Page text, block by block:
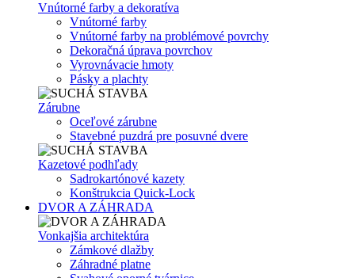
Vnútorné farby a dekoratíva
Vnútorné farby
Vnútorné farby na problémové povrchy
Dekoračná úprava povrchov
Vyrovnávacie hmoty
Pásky a plachty
Zárubne
Oceľové zárubne
Stavebné puzdrá pre posuvné dvere
Kazetové podhľady
Sadrokartónové kazety
Konštrukcia Quick-Lock
DVOR A ZÁHRADA
Vonkajšia architektúra
Zámkové dlažby
Záhradné platne